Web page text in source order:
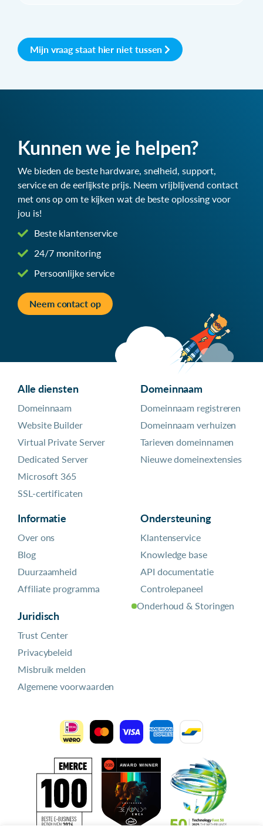
Mijn vraag staat hier niet tussen
Kunnen we je helpen?
We bieden de beste hardware, snelheid, support,
service en de eerlijkste prijs. Neem vrijblijvend contact
met ons op om te kijken wat de beste oplossing voor
jou is!
Beste klantenservice
24/7 monitoring
Persoonlijke service
Neem contact op
Alle diensten
Domeinnaam
Website Builder
Virtual Private Server
Dedicated Server
Microsoft 365
SSL-certificaten
Domeinnaam
Domeinnaam registreren
Domeinnaam verhuizen
Tarieven domeinnamen
Nieuwe domeinextensies
Informatie
Over ons
Blog
Duurzaamheid
Affiliate programma
Juridisch
Trust Center
Privacybeleid
Misbruik melden
Algemene voorwaarden
Ondersteuning
Klantenservice
Knowledge base
API documentatie
Controlepaneel
Onderhoud & Storingen